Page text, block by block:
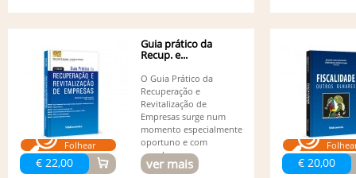
Folhear
€ 22,00
Guia prático da
Recup. e...
O Guia Prático da
Recuperação e
Revitalização de
Empresas surge num
momento especialmente
oportuno e com
grande...
ver mais € 20,00